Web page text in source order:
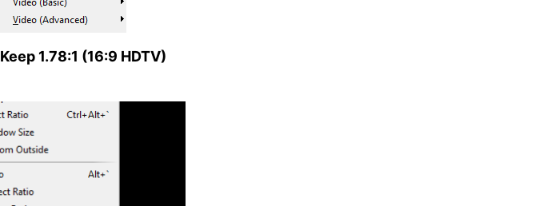
Keep 1.78:1 (16:9 HDTV)